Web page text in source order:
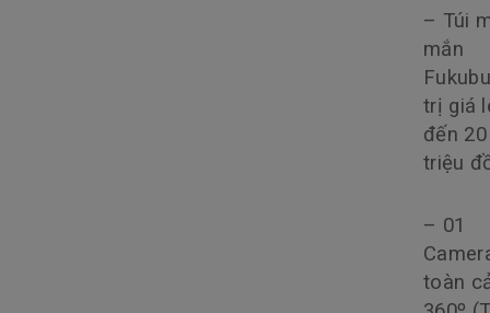
– Túi
mắn
trị giá
đến 20
triệu
– 01
toàn